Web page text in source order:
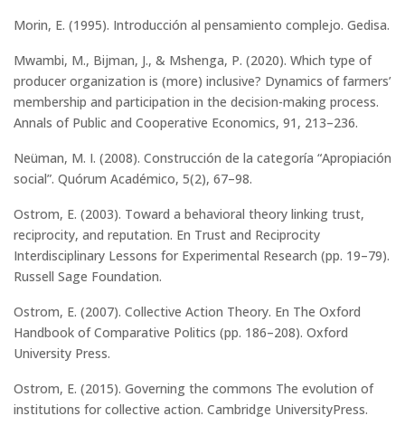
Morin, E. (1995). Introducción al pensamiento complejo. Gedisa.
Mwambi, M., Bijman, J., & Mshenga, P. (2020). Which type of
producer organization is (more) inclusive? Dynamics of farmers’
membership and participation in the decision-making process.
Annals of Public and Cooperative Economics, 91, 213–236.
Neüman, M. I. (2008). Construcción de la categoría “Apropiación
social”. Quórum Académico, 5(2), 67–98.
Ostrom, E. (2003). Toward a behavioral theory linking trust,
reciprocity, and reputation. En Trust and Reciprocity
Interdisciplinary Lessons for Experimental Research (pp. 19–79).
Russell Sage Foundation.
Ostrom, E. (2007). Collective Action Theory. En The Oxford
Handbook of Comparative Politics (pp. 186–208). Oxford
University Press.
Ostrom, E. (2015). Governing the commons The evolution of
institutions for collective action. Cambridge UniversityPress.